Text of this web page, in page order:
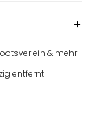
& mehr
entfernt